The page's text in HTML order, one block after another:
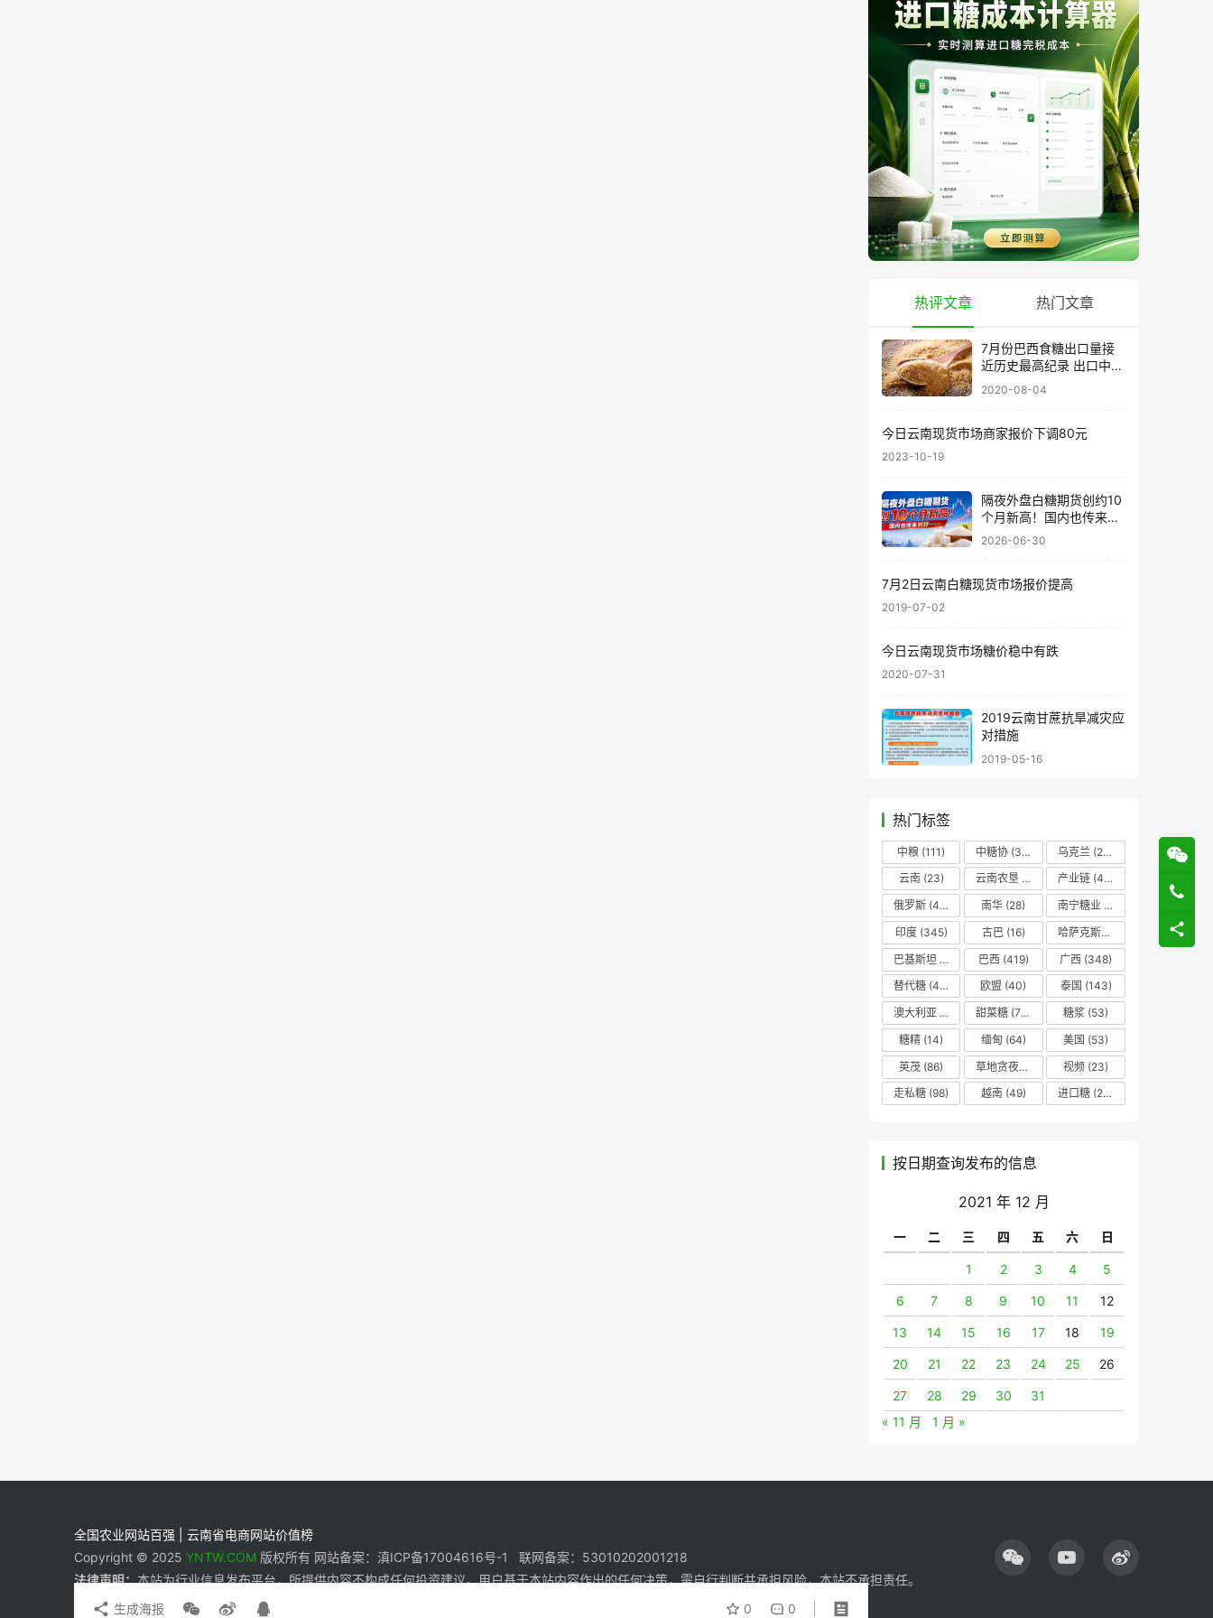
0 0
生成海报
热评文章 热门文章
7月份巴西食糖出口量接
近历史最高纪录 出口中国
超40万吨
2020-08-04
今日云南现货市场商家报价下调80元
2023-10-19
隔夜外盘白糖期货创约10
个月新高！国内也传来利
好……
2026-06-30
7月2日云南白糖现货市场报价提高
2019-07-02
今日云南现货市场糖价稳中有跌
2020-07-31
2019云南甘蔗抗旱减灾应
对措施
2019-05-16
热门标签
中粮 (111) 中糖协 (37) 乌克兰 (20)
云南(23) 云南农垦 产业链 (42)
俄罗斯 (43) 南华 (28) 南宁糖业
印度(345) 古巴(16) 哈萨克斯坦
巴基斯坦
巴西(419) 广西 (348)
替代糖 (48) 欧盟 (40) 泰国 (143)
澳大利亚
甜菜糖 (70) 糖浆 (53)
糖精 (14) 缅甸 (64) 美国 (53)
英茂 (86) 草地贪夜蛾 视频 (23)
走私糖 (98) 越南(49) 进口糖 (236)
按日期查询发布的信息
2021 年 12 月
一 二 三 四 五 六 日
1 2 3 4 5
6 7 8 9 10 11 12
13 14 15 16 17 18 19
20 21 22 23 24 25 26
27 28 29 30
31
« 11 月
1 月 »
全国农业网站百强 | 云南省电商网站价值榜
Copyright © 2025 YNTW.COM 版权所有 网站备案：滇ICP备17004616号-1 联网备案：53010202001218
法律声明：本站为行业信息发布平台，所提供内容不构成任何投资建议。用户基于本站内容作出的任何决策，需自行判断并承担风险，本站不承担责任。